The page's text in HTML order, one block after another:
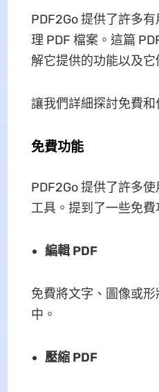
PDF2Go 提供了許多
理 PDF 檔案。這篇
解它提供的功能以及它
讓我們詳細探討免費和
免費功能
PDF2Go 提供了許多
工具。提到了一些免費
編輯 PDF
免費將文字、圖像或
中。
壓縮 PDF